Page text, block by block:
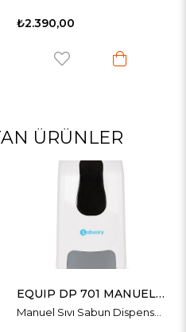
ile daha hızlı ve lezzetli
₺2.390,00
ÜRÜNLER